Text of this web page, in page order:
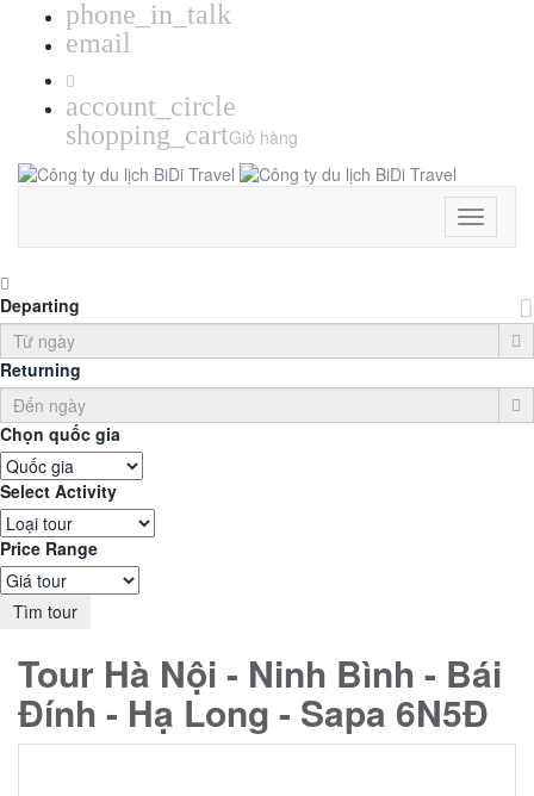
phone_in_talk
email
account_circle
shopping_cartGiỏ hàng
Toggle
Departing
Returning
Chọn quốc gia
Select Activity
Price Range
Tìm tour
Tour Hà Nội - Ninh Bình - Bái
Đính - Hạ Long - Sapa 6N5Đ